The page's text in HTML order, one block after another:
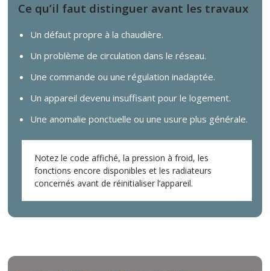
Ce qu’il faut distinguer avant les travaux
Un défaut propre à la chaudière.
Un problème de circulation dans le réseau.
Une commande ou une régulation inadaptée.
Un appareil devenu insuffisant pour le logement.
Une anomalie ponctuelle ou une usure plus générale.
Notez le code affiché, la pression à froid, les
fonctions encore disponibles et les radiateurs
concernés avant de réinitialiser l’appareil.